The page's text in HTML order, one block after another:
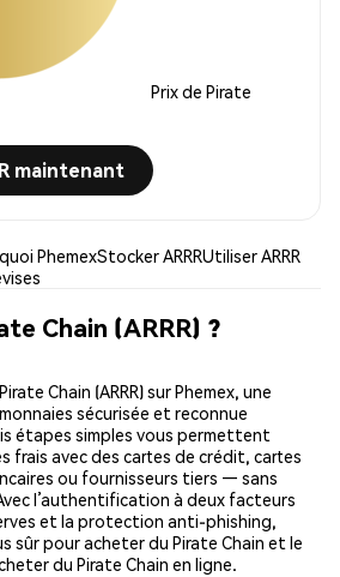
Prix de Pirate
maintenant
PhemexStocker ARRRUtiliser ARRR
Chain (ARRR) ?
Chain (ARRR) sur Phemex, une
sécurisée et reconnue
étapes simples vous permettent
frais avec des cartes de crédit, cartes
ou fournisseurs tiers — sans
l’authentification à deux facteurs
et la protection anti-phishing,
sûr pour acheter du Pirate Chain et le
du Pirate Chain en ligne.